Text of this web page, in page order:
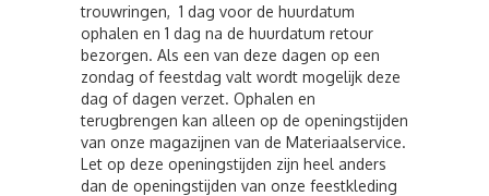
trouwringen, 1 dag voor de huurdatum
ophalen en 1 dag na de huurdatum retour
bezorgen. Als een van deze dagen op een
zondag of feestdag valt wordt mogelijk deze
dag of dagen verzet. Ophalen en
terugbrengen kan alleen op de openingstijden
van onze magazijnen van de Materiaalservice.
Let op deze openingstijden zijn heel anders
dan de openingstijden van onze feestkleding